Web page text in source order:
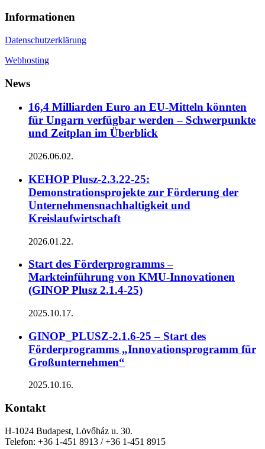
Informationen
Datenschutzerklärung
Webhosting
News
16,4 Milliarden Euro an EU-Mitteln könnten
für Ungarn verfügbar werden – Schwerpunkte
und Zeitplan im Überblick
2026.06.02.
KEHOP Plusz-2.3.22-25:
Demonstrationsprojekte zur Förderung der
Unternehmensnachhaltigkeit und
Kreislaufwirtschaft
2026.01.22.
Start des Förderprogramms –
Markteinführung von KMU-Innovationen
(GINOP Plusz 2.1.4-25)
2025.10.17.
GINOP_PLUSZ-2.1.6-25 – Start des
Förderprogramms „Innovationsprogramm für
Großunternehmen“
2025.10.16.
Kontakt
H-1024 Budapest, Lövőház u. 30.
Telefon: +36 1-451 8913 / +36 1-451 8915